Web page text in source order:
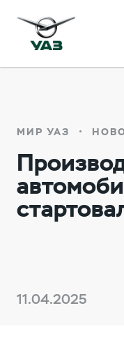
МИР УАЗ
11.04.2025